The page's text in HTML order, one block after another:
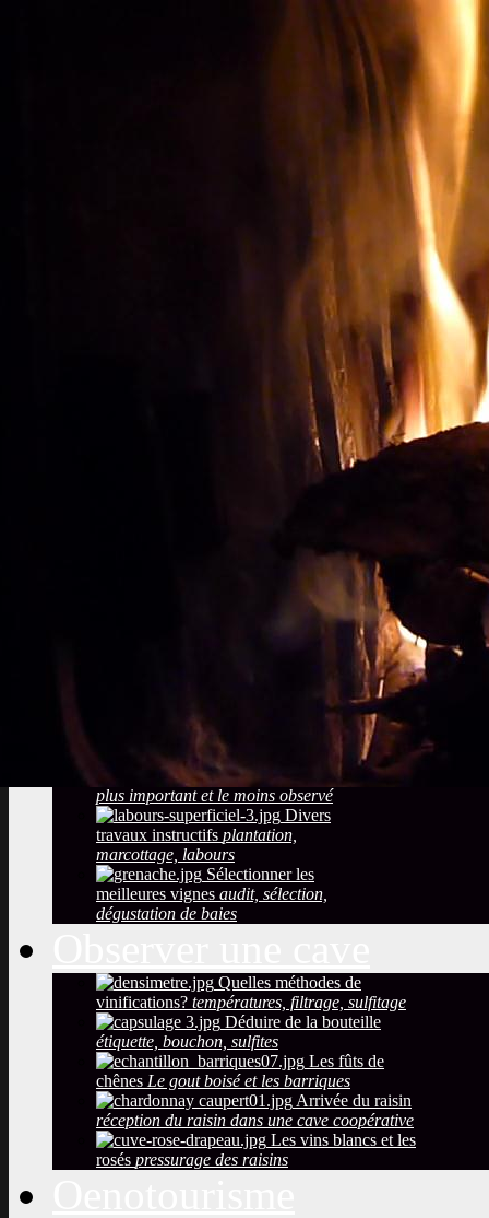
Oenotourisme:
ACHETER LES BONS
Vignes et vin
Visite du vignoble
coulure, blessures,
Observer la saison
maturation, dormance, véraison,
Taille de la vigne
plus important et le moins observé
Divers
travaux instructifs plantation,
marcottage, labours
Sélectionner les
meilleures vignes audit, sélection,
dégustation de baies
Quelles méthodes de
vinifications? températures, filtrage, sulfitage
Déduire de la bouteille
étiquette, bouchon, sulfites
Les fûts de
chênes Le gout boisé et les barriques
Arrivée du raisin
réception du raisin dans une cave coopérative
Les vins blancs et les
rosés pressurage des raisins